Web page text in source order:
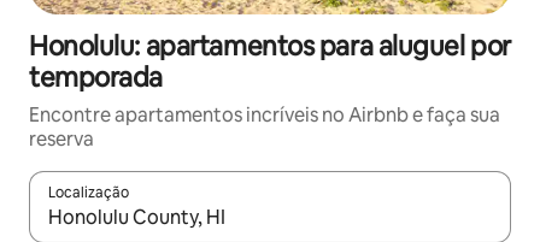
Honolulu: apartamentos para aluguel por
temporada
Encontre apartamentos incríveis no Airbnb e faça sua
reserva
Localização
Quando os resultados estiverem disponíveis, explore-os